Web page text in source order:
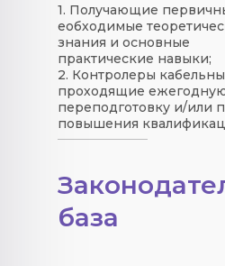
1. Получающие
еобходимые
знания и основные
практические навыки;
2. Контролеры
проходящие
переподготовку и/или
повышения
база